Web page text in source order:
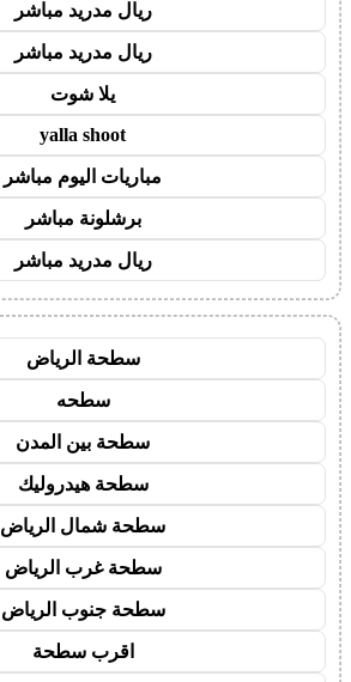
ريال مدريد مباشر
ريال مدريد مباشر
يلا شوت
yalla shoot
مباريات اليوم مباشر
برشلونة مباشر
ريال مدريد مباشر
سطحة الرياض
سطحه
سطحة بين المدن
سطحة هيدروليك
سطحة شمال الرياض
سطحة غرب الرياض
سطحة جنوب الرياض
اقرب سطحة